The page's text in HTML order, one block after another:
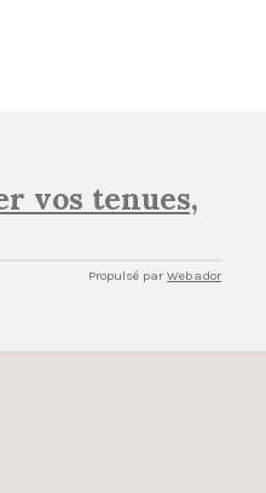
vos tenues,
Propulsé par Webador